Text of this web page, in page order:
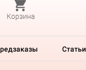
Корзина
Статьи